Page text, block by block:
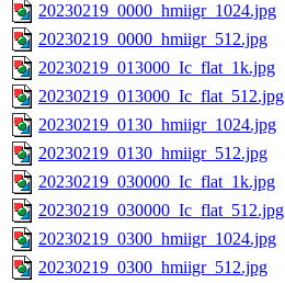
20230219_0000_hmiigr_1024.jpg
20230219_0000_hmiigr_512.jpg
20230219_013000_Ic_flat_1k.jpg
20230219_013000_Ic_flat_512.jpg
20230219_0130_hmiigr_1024.jpg
20230219_0130_hmiigr_512.jpg
20230219_030000_Ic_flat_1k.jpg
20230219_030000_Ic_flat_512.jpg
20230219_0300_hmiigr_1024.jpg
20230219_0300_hmiigr_512.jpg